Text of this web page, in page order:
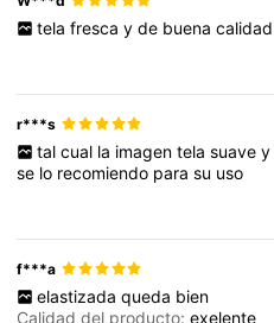
tela fresca y de buena calidad
r***s
tal cual la imagen tela suave y
se lo recomiendo parasu uso
f***a
elastizada queda bien
Calidad del producto:exelente